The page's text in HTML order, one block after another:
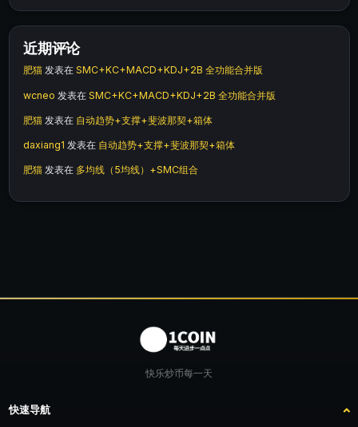
近期评论
肥猫 发表在 SMC+KC+MACD+KDJ+2B 全功能合并版
wcneo 发表在 SMC+KC+MACD+KDJ+2B 全功能合并版
肥猫 发表在 自动趋势+支撑+斐波那契+箱体
daxiang1 发表在 自动趋势+支撑+斐波那契+箱体
肥猫 发表在 多均线（5均线）+SMC组合
快乐炒币每一天
快速导航